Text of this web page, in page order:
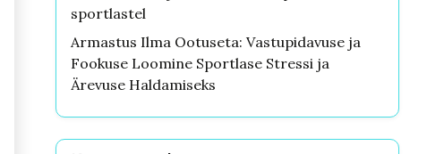
sportlastel
Armastus Ilma Ootuseta: Vastupidavuse ja
Fookuse Loomine Sportlase Stressi ja
Ärevuse Haldamiseks